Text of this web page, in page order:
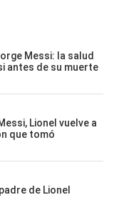
Messi: la salud
antes de su muerte
Lionel vuelve a
que tomó
de Lionel